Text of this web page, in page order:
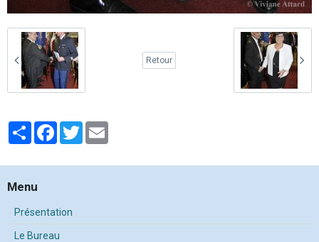
Retour
PartagerFacebook
Twitter
Menu
Présentation
Le Bureau